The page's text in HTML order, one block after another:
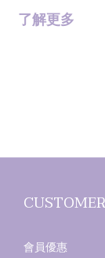
了解更多
會員優惠